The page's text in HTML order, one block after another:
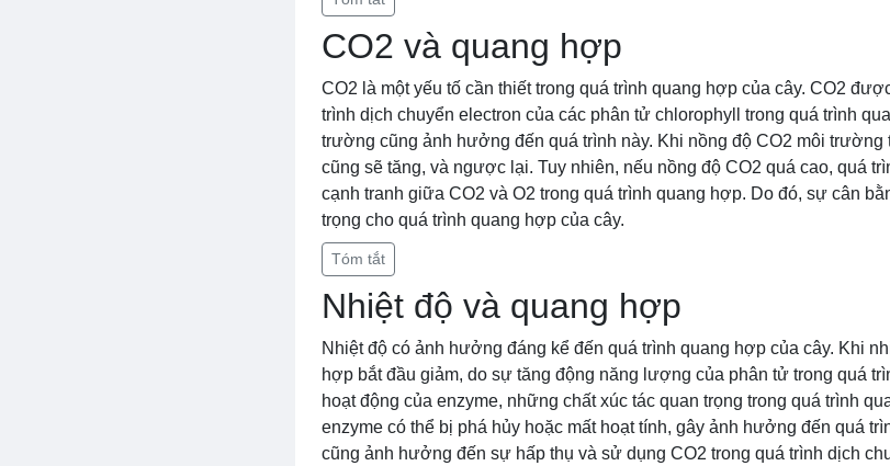
CO2 và quang hợp
CO2 là một yếu tố cần thiết trong quá trình quang hợp của cây. CO2
trình dịch chuyển electron của các phân tử chlorophyll trong quá trình
trường cũng ảnh hưởng đến quá trình này. Khi nồng độ CO2 môi trường
cũng sẽ tăng, và ngược lại. Tuy nhiên, nếu nồng độ CO2 quá cao, quá
cạnh tranh giữa CO2 và O2 trong quá trình quang hợp. Do đó, sự cân
trọng cho quá trình quang hợp của cây.
Tóm tắt
Nhiệt độ và quang hợp
Nhiệt độ có ảnh hưởng đáng kể đến quá trình quang hợp của cây. Khi
hợp bắt đầu giảm, do sự tăng động năng lượng của phân tử trong quá
hoạt động của enzyme, những chất xúc tác quan trọng trong quá trình
enzyme có thể bị phá hủy hoặc mất hoạt tính, gây ảnh hưởng đến quá
cũng ảnh hưởng đến sự hấp thụ và sử dụng CO2 trong quá trình dịch